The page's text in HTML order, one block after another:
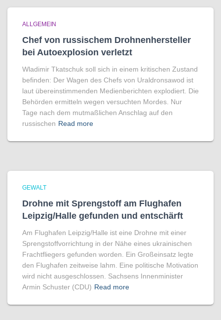
ALLGEMEIN
Chef von russischem Drohnenhersteller
bei Autoexplosion verletzt
Wladimir Tkatschuk soll sich in einem kritischen Zustand
befinden: Der Wagen des Chefs von Uraldronsawod ist
laut übereinstimmenden Medienberichten explodiert. Die
Behörden ermitteln wegen versuchten Mordes. Nur
Tage nach dem mutmaßlichen Anschlag auf den
russischen Read more
GEWALT
Drohne mit Sprengstoff am Flughafen
Leipzig/Halle gefunden und entschärft
Am Flughafen Leipzig/Halle ist eine Drohne mit einer
Sprengstoffvorrichtung in der Nähe eines ukrainischen
Frachtfliegers gefunden worden. Ein Großeinsatz legte
den Flughafen zeitweise lahm. Eine politische Motivation
wird nicht ausgeschlossen. Sachsens Innenminister
Armin Schuster (CDU) Read more